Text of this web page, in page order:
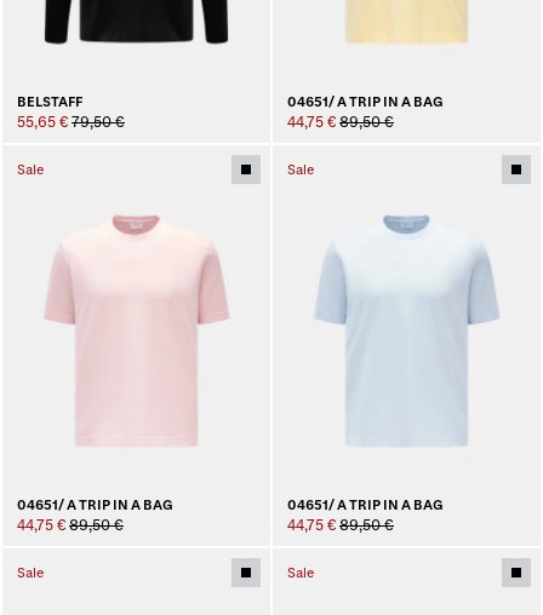
BELSTAFF
55,65 € 79,50 €
04651/ A TRIP IN A BAG
44,75 € 89,50 €
Sale
04651/ A TRIP IN A BAG
44,75 € 89,50 €
Sale
04651/ A TRIP IN A BAG
44,75 € 89,50 €
Sale Sale